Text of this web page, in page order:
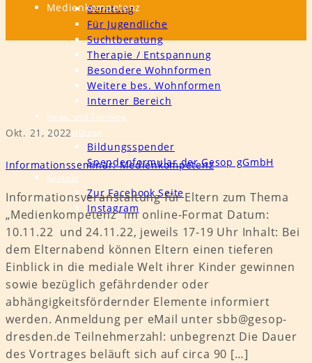
Beratung
Für Jugendliche
Suchtberatung
Therapie / Entspannung
Besondere Wohnformen
Weitere bes. Wohnformen
Interner Bereich
News und Termine
Unterstützen
Bildungsspender
Spendenformular der Gesop gGmbH
Kontakt
Zur Facebook Seite
Instagram
Medienkompetenz
Okt. 21, 2022
Informationsseminar: Medienkompetenz
Informationsveranstaltung für Eltern zum Thema
„Medienkompetenz“ im online-Format Datum:
10.11.22 und 24.11.22, jeweils 17-19 Uhr Inhalt: Bei
dem Elternabend können Eltern einen tieferen
Einblick in die mediale Welt ihrer Kinder gewinnen
sowie bezüglich gefährdender oder
abhängigkeitsfördernder Elemente informiert
werden. Anmeldung per eMail unter sbb@gesop-
dresden.de Teilnehmerzahl: unbegrenzt Die Dauer
des Vortrages beläuft sich auf circa 90 […]